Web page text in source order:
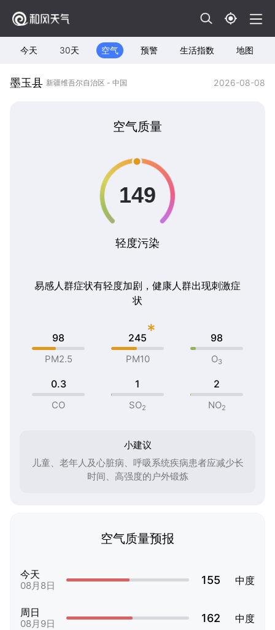
今天 30天 空气 预警 生活指数 地图
墨玉县 新疆维吾尔自治区 - 中国 2026-08-08
空气质量
轻度污染
易感人群症状有轻度加剧，健康人群出现刺激症
状
98
PM2.5
245*
PM10
98
O3
0.3
CO
1
SO2
2
NO2
小建议
儿童、老年人及心脏病、呼吸系统疾病患者应减少长
时间、高强度的户外锻炼
空气质量预报
今天
08月8日 155 中度
周日
08月9日 162 中度